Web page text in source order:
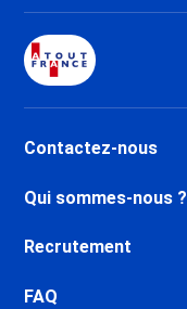
Contactez-nous
Qui sommes-nous ?
Recrutement
FAQ